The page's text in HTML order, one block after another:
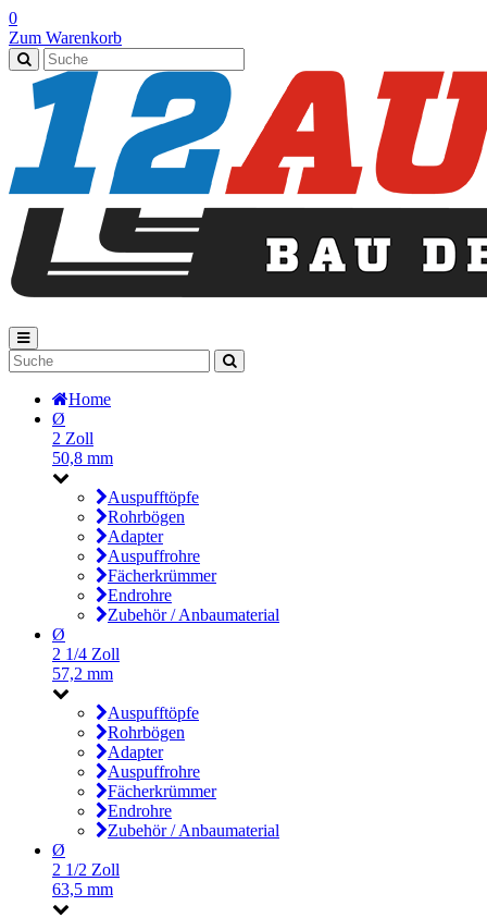
0
Zum Warenkorb
Home
Ø
2 Zoll
50,8 mm
Auspufftöpfe
Rohrbögen
Adapter
Auspuffrohre
Fächerkrümmer
Endrohre
Zubehör / Anbaumaterial
Ø
2 1/4 Zoll
57,2 mm
Auspufftöpfe
Rohrbögen
Adapter
Auspuffrohre
Fächerkrümmer
Endrohre
Zubehör / Anbaumaterial
Ø
2 1/2 Zoll
63,5 mm